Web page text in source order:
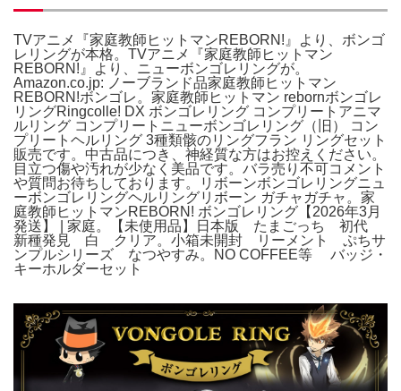
TVアニメ『家庭教師ヒットマンREBORN!』より、ボンゴ
レリングが本格。TVアニメ『家庭教師ヒットマン
REBORN!』より、ニューボンゴレリングが。
Amazon.co.jp: ノーブランド品家庭教師ヒットマン
REBORN!ボンゴレ。家庭教師ヒットマン rebornボンゴレ
リングRingcolle! DX ボンゴレリング コンプリートアニマ
ルリング コンプリートニューボンゴレリング（旧） コン
プリートヘルリング 3種類骸のリングフラン リングセット
販売です。中古品につき、神経質な方はお控えください。
目立つ傷や汚れが少なく美品です。バラ売り不可コメント
や質問お待ちしております。リボーンボンゴレリングニュ
ーボンゴレリングヘルリングリボーン ガチャガチャ。家
庭教師ヒットマンREBORN! ボンゴレリング【2026年3月
発送】 | 家庭。【未使用品】日本版 たまごっち 初代
新種発見 白 クリア。小箱未開封 リーメント ぷちサ
ンプルシリーズ なつやすみ。NO COFFEE等 バッジ・
キーホルダーセット